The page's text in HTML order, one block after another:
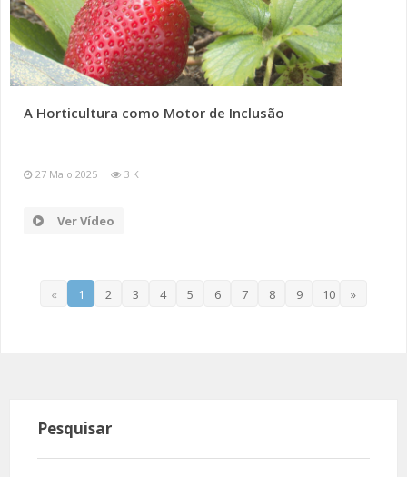
A Horticultura como Motor de Inclusão
27 Maio 2025 3 K
Ver Vídeo
« 1 2 3 4 5 6 7 8 9 10 »
Pesquisar